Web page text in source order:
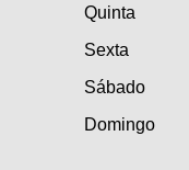
Quinta
Sexta
Sábado
Domingo